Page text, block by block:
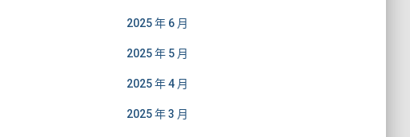
2025 年 6 月
2025 年 5 月
2025 年 4 月
2025 年 3 月